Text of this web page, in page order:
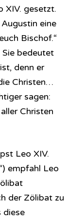
XIV. gesetzt.
eine
Bischof.“
Sie bedeutet
denn er
Christen…
sagen:
Christen
Leo XIV.
empfahl Leo
der Zölibat zu
diese